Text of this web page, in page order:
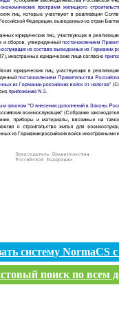
систему
поиск по всем